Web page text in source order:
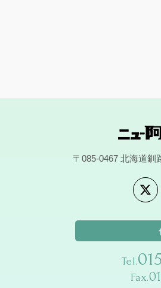
〒085-0467 北海道釧
Tel.
Fax.